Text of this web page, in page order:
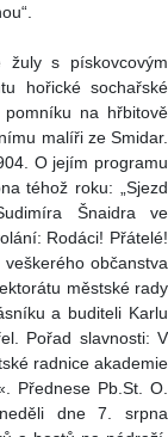
žuly s pískovcovým
hořické sochařské
na hřbitově
malíři ze Smidar.
O jejím programu
téhož roku: „Sjezd
Šnaidra ve
Rodáci! Přátelé!
občanstva
městské rady
a buditeli Karlu
Pořad slavnosti: V
radnice akademie
Přednese Pb.St. O.
dne 7. srpna